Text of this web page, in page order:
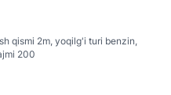
qismi 2m, yoqilg'i turi benzin,
200